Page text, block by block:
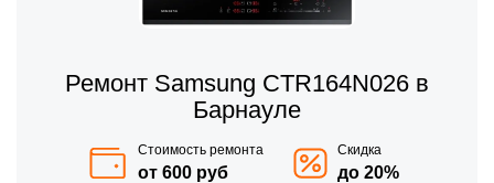
Ремонт Samsung CTR164N026 в
Барнауле
Стоимость ремонта
от 600 руб
Скидка
до 20%